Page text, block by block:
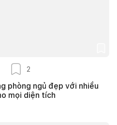
2
phòng ngủ đẹp với nhiều
mọi diện tích